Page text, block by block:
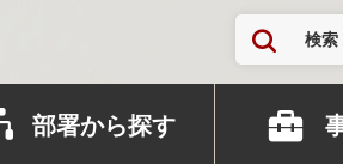
検索
部署から探す